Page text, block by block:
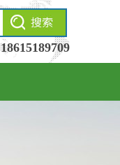
18615189709